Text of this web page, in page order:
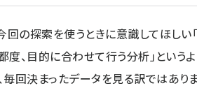
回の探索を使うときに意識してほしい
都度、目的に合わせて行う分析」という
回決まったデータを見る訳ではありま